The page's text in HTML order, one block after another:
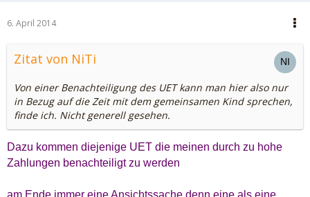
6. April 2014
Zitat von NiTi
Von einer Benachteiligung des UET kann man hier also nur
in Bezug auf die Zeit mit dem gemeinsamen Kind sprechen,
finde ich. Nicht generell gesehen.
Dazu kommen diejenige UET die meinen durch zu hohe
Zahlungen benachteiligt zu werden
am Ende immer eine Ansichtssache denn eine als eine